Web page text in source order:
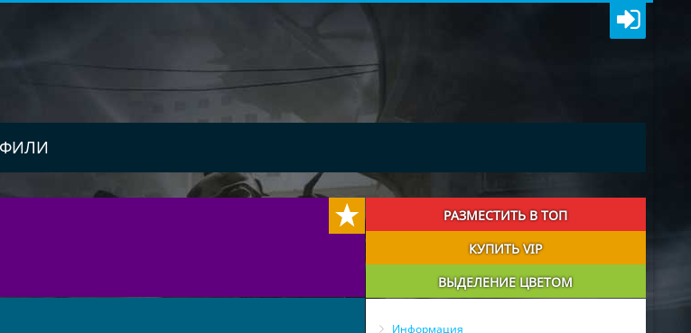
РАЗМЕСТИТЬ В ТОП
КУПИТЬ VIP
ВЫДЕЛЕНИЕ ЦВЕТОМ
Информация